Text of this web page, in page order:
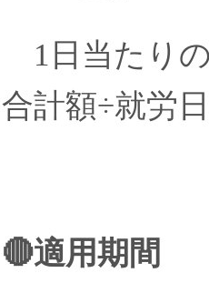
1日当たり
合計額÷就労
🔴適用期間